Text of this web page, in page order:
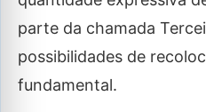
parte da chamada
possibilidades de
fundamental.